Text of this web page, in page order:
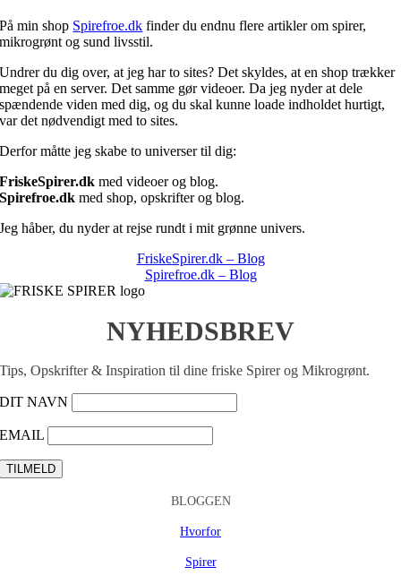
På min shop Spirefroe.dk finder du endnu flere artikler om spirer,
mikrogrønt og sund livsstil.
Undrer du dig over, at jeg har to sites? Det skyldes, at en shop trækker
meget på en server. Det samme gør videoer. Da jeg nyder at dele
spændende viden med dig, og du skal kunne loade indholdet hurtigt,
var det nødvendigt med to sites.
Derfor måtte jeg skabe to universer til dig:
FriskeSpirer.dk med videoer og blog.
Spirefroe.dk med shop, opskrifter og blog.
Jeg håber, du nyder at rejse rundt i mit grønne univers.
FriskeSpirer.dk – Blog
Spirefroe.dk – Blog
NYHEDSBREV
Tips, Opskrifter & Inspiration til dine friske Spirer og Mikrogrønt.
DIT NAVN
EMAIL
BLOGGEN
Hvorfor
Spirer